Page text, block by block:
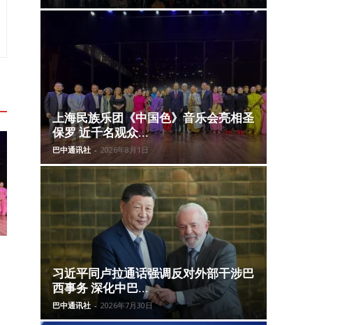
上海民族乐团《中国色》音乐会亮相圣
保罗 近千名观众...
巴中通讯社 - 2026年8月1日
习近平同卢拉通话强调反对外部干涉巴
西事务 深化中巴...
巴中通讯社 - 2026年7月30日